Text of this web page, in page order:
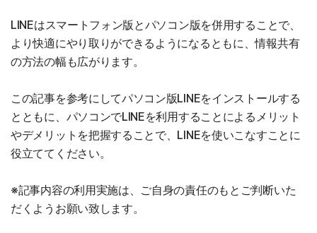
LINEはスマートフォン版とパソコン版を併用することで、
より快適にやり取りができるようになるともに、情報共有
の方法の幅も広がります。
この記事を参考にしてパソコン版LINEをインストールする
とともに、パソコンでLINEを利用することによるメリット
やデメリットを把握することで、LINEを使いこなすことに
役立ててください。
※記事内容の利用実施は、ご自身の責任のもとご判断いた
だくようお願い致します。